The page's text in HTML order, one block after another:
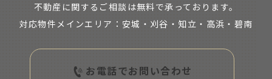
不動産に関するご相談は無料で承っております。
対応物件メインエリア：安城・刈谷・知立・ 高浜・碧南
お電話でお問い合わせ